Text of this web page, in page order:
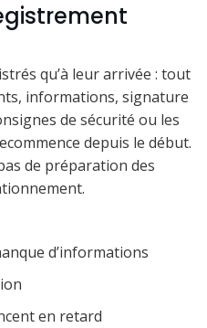
qu’à leur arrivée : tout
informations, signature
de sécurité ou les
depuis le début.
de préparation des
d’informations
en retard